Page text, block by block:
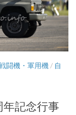
闘機・軍用機 / 自
年記念行事